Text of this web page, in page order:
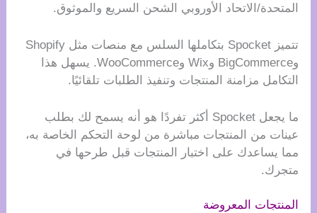
المتحدة/الاتحاد الأوروبي الشحن السريع والموثوق.
تتميز Spocket بتكاملها السلس مع منصات مثل Shopify
وBigCommerce وWix وWooCommerce. يسهل هذا
التكامل مزامنة المنتجات وتنفيذ الطلبات تلقائيًا.
ما يجعل Spocket أكثر تفردًا هو أنه يسمح لك بطلب
عينات من المنتجات مباشرة من لوحة التحكم الخاصة به،
مما يساعدك على اختبار المنتجات قبل طرحها في
متجرك.
المنتجات المعروضة